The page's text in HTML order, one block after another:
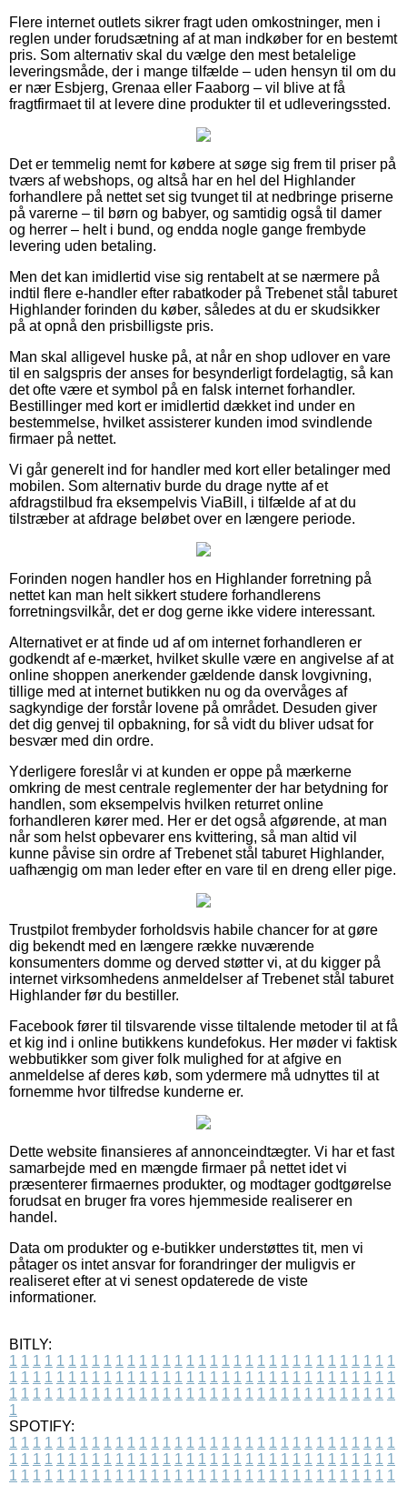
Flere internet outlets sikrer fragt uden omkostninger, men i
reglen under forudsætning af at man indkøber for en bestemt
pris. Som alternativ skal du vælge den mest betalelige
leveringsmåde, der i mange tilfælde – uden hensyn til om du
er nær Esbjerg, Grenaa eller Faaborg – vil blive at få
fragtfirmaet til at levere dine produkter til et udleveringssted.
Det er temmelig nemt for købere at søge sig frem til priser på
tværs af webshops, og altså har en hel del Highlander
forhandlere på nettet set sig tvunget til at nedbringe priserne
på varerne – til børn og babyer, og samtidig også til damer
og herrer – helt i bund, og endda nogle gange frembyde
levering uden betaling.
Men det kan imidlertid vise sig rentabelt at se nærmere på
indtil flere e-handler efter rabatkoder på Trebenet stål taburet
Highlander forinden du køber, således at du er skudsikker
på at opnå den prisbilligste pris.
Man skal alligevel huske på, at når en shop udlover en vare
til en salgspris der anses for besynderligt fordelagtig, så kan
det ofte være et symbol på en falsk internet forhandler.
Bestillinger med kort er imidlertid dækket ind under en
bestemmelse, hvilket assisterer kunden imod svindlende
firmaer på nettet.
Vi går generelt ind for handler med kort eller betalinger med
mobilen. Som alternativ burde du drage nytte af et
afdragstilbud fra eksempelvis ViaBill, i tilfælde af at du
tilstræber at afdrage beløbet over en længere periode.
Forinden nogen handler hos en Highlander forretning på
nettet kan man helt sikkert studere forhandlerens
forretningsvilkår, det er dog gerne ikke videre interessant.
Alternativet er at finde ud af om internet forhandleren er
godkendt af e-mærket, hvilket skulle være en angivelse af at
online shoppen anerkender gældende dansk lovgivning,
tillige med at internet butikken nu og da overvåges af
sagkyndige der forstår lovene på området. Desuden giver
det dig genvej til opbakning, for så vidt du bliver udsat for
besvær med din ordre.
Yderligere foreslår vi at kunden er oppe på mærkerne
omkring de mest centrale reglementer der har betydning for
handlen, som eksempelvis hvilken returret online
forhandleren kører med. Her er det også afgørende, at man
når som helst opbevarer ens kvittering, så man altid vil
kunne påvise sin ordre af Trebenet stål taburet Highlander,
uafhængig om man leder efter en vare til en dreng eller pige.
Trustpilot frembyder forholdsvis habile chancer for at gøre
dig bekendt med en længere række nuværende
konsumenters domme og derved støtter vi, at du kigger på
internet virksomhedens anmeldelser af Trebenet stål taburet
Highlander før du bestiller.
Facebook fører til tilsvarende visse tiltalende metoder til at få
et kig ind i online butikkens kundefokus. Her møder vi faktisk
webbutikker som giver folk mulighed for at afgive en
anmeldelse af deres køb, som ydermere må udnyttes til at
fornemme hvor tilfredse kunderne er.
Dette website finansieres af annonceindtægter. Vi har et fast
samarbejde med en mængde firmaer på nettet idet vi
præsenterer firmaernes produkter, og modtager godtgørelse
forudsat en bruger fra vores hjemmeside realiserer en
handel.
Data om produkter og e-butikker understøttes tit, men vi
påtager os intet ansvar for forandringer der muligvis er
realiseret efter at vi senest opdaterede de viste
informationer.
BITLY:
1 1 1 1 1 1 1 1 1 1 1 1 1 1 1 1 1 1 1 1 1 1 1 1 1 1 1 1 1 1 1 1 1
1 1 1 1 1 1 1 1 1 1 1 1 1 1 1 1 1 1 1 1 1 1 1 1 1 1 1 1 1 1 1 1 1
1 1 1 1 1 1 1 1 1 1 1 1 1 1 1 1 1 1 1 1 1 1 1 1 1 1 1 1 1 1 1 1 1
1
SPOTIFY:
1 1 1 1 1 1 1 1 1 1 1 1 1 1 1 1 1 1 1 1 1 1 1 1 1 1 1 1 1 1 1 1 1
1 1 1 1 1 1 1 1 1 1 1 1 1 1 1 1 1 1 1 1 1 1 1 1 1 1 1 1 1 1 1 1 1
1 1 1 1 1 1 1 1 1 1 1 1 1 1 1 1 1 1 1 1 1 1 1 1 1 1 1 1 1 1 1 1 1